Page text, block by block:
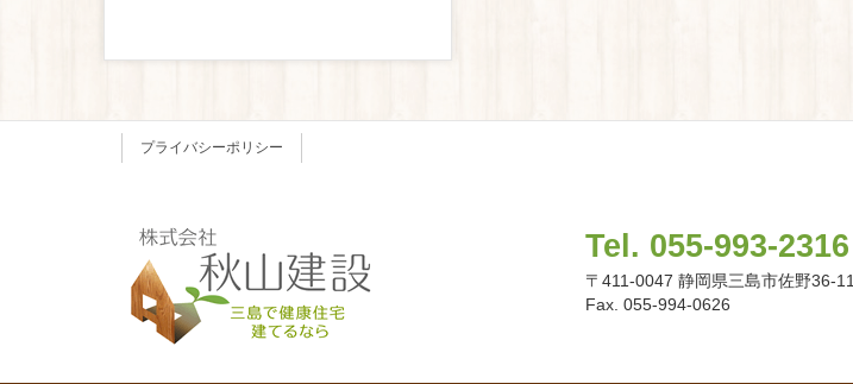
プライバシーポリシー
Tel. 055-993-2316
〒411-0047 静岡県三島市佐野36-11
Fax. 055-994-0626